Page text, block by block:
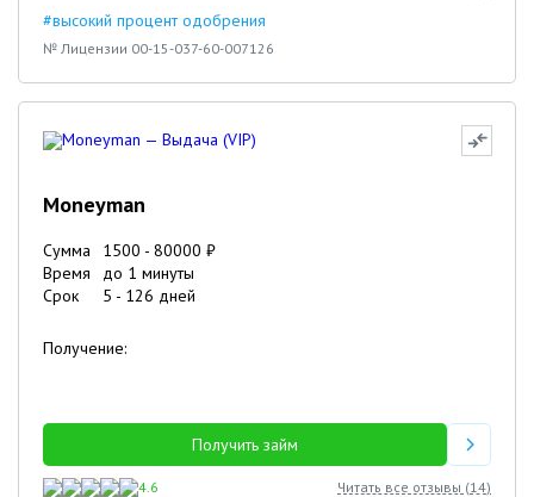
#высокий процент одобрения
№ Лицензии 00-15-037-60-007126
Moneyman
Сумма 1500 - 80000 ₽
Время
до 1 минуты
Срок
5 - 126 дней
Получение:
Получить займ
4.6 Читать все отзывы (14)